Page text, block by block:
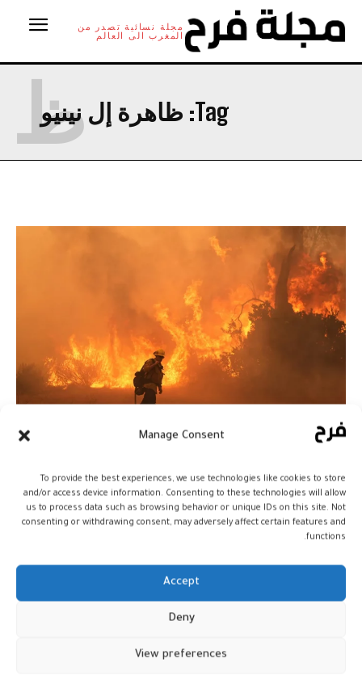
Manage Consent
To provide the best experiences, we use technologies like cookies to store
and/or access device information. Consenting to these technologies will allow
us to process data such as browsing behavior or unique IDs on this site. Not
consenting or withdrawing consent, may adversely affect certain features and
functions.
Accept
Deny
View preferences
مجلة نسائية تصدر من
المغرب الى العالم
Tag: ظاهرة إل نينيو
ظ
اشتداد ظاهرة “إل نينيو”
أخبار 7 يوليو، 2026